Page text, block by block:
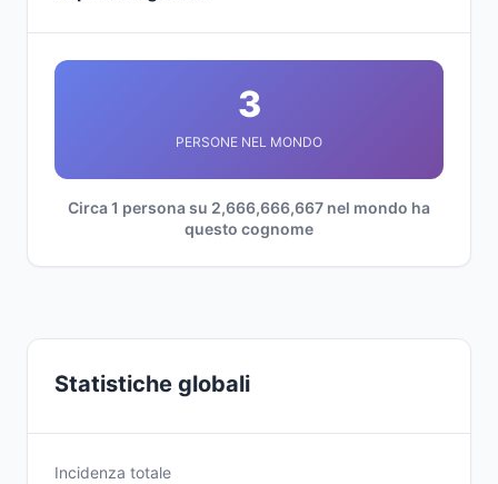
3
PERSONE NEL MONDO
Circa 1 persona su 2,666,666,667 nel mondo ha
questo cognome
Statistiche globali
Incidenza totale